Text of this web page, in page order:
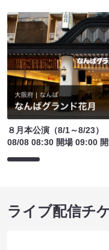
８月本公演（8/1～8/23）
08/08 08:30 開場 09:00
ライブ配信チ